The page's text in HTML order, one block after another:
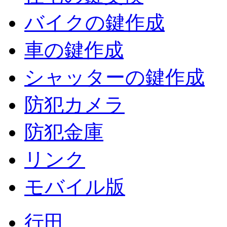
バイクの鍵作成
車の鍵作成
シャッターの鍵作成
防犯カメラ
防犯金庫
リンク
モバイル版
行田